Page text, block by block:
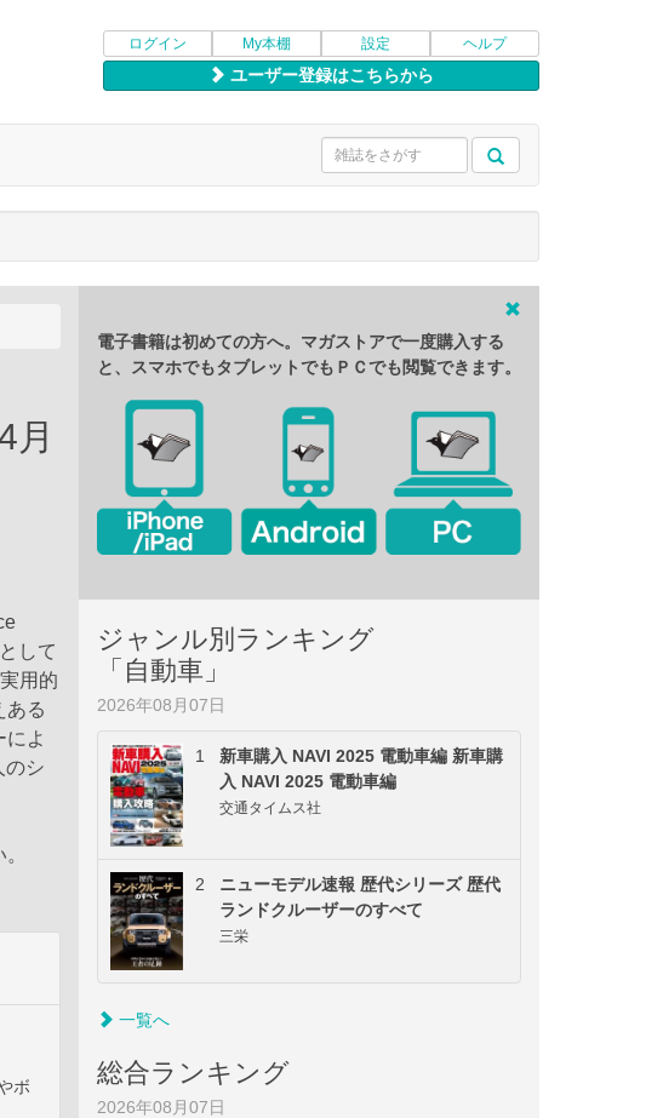
ログイン My本棚 設定 ヘルプ
ユーザー登録はこちらから
月
して
用的
ある
によ
のシ
ボ
電子書籍は初めての方へ。マガストアで一度購入する
と、スマホでもタブレットでもＰＣでも閲覧できます。
ジャンル別ランキング
「自動車」
2026年08月07日
1
新車購入 NAVI 2025 電動車編 新車購
入 NAVI 2025 電動車編
交通タイムス社
2
ニューモデル速報 歴代シリーズ 歴代
ランドクルーザーのすべて
三栄
一覧へ
総合ランキング
2026年08月07日